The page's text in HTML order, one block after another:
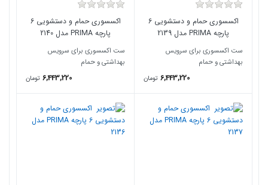
اکسسوری حمام و دستشویی 6
پارچه PRIMA مدل 2139
ست اکسسوری برای سرویس
بهداشتی و حمام
6,443,220 تومان
اکسسوری حمام و دستشویی 6
پارچه PRIMA مدل 2140
ست اکسسوری برای سرویس
بهداشتی و حمام
6,443,220 تومان